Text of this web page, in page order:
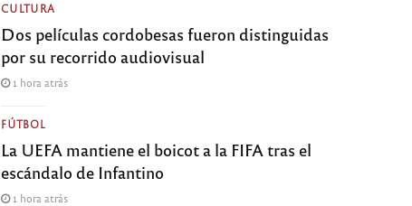
CULTURA
Dos películas cordobesas fueron distinguidas
por su recorrido audiovisual
1 hora atrás
FÚTBOL
La UEFA mantiene el boicot a la FIFA tras el
escándalo de Infantino
1 hora atrás